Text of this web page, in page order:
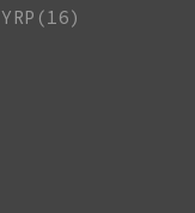
YRP(16)